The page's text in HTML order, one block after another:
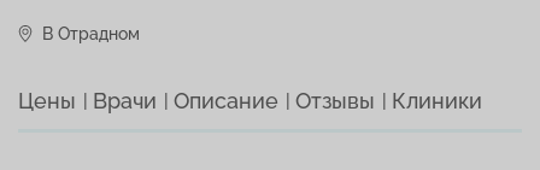
В Отрадном
Цены Врачи Описание Отзывы Клиники